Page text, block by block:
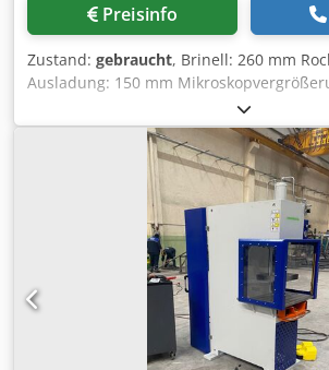
Preisinfo
Zustand: gebraucht, Brinell: 260 mm
Ausladung: 150 mm
Belastbarkeit: 187,5 kg Prüfhöhe: max.
Dkjdecxxzajpfx Abqor Maschinengewicht
Raumbedarf ca.: 0,3 x 0,55 x 1,02 m
Härteprüfmaschine für Serien- und
Vickers und Brinell, mit Projektions-
Maschinenkopf, elektronische
Erschütterungsunempfindliche
Knickfedern, sehr guter Zustand